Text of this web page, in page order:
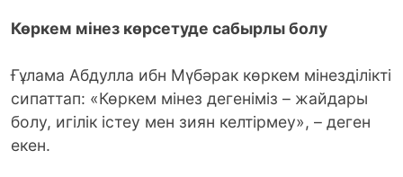
Көркем мінез көрсетуде сабырлы болу
Ғұлама Абдулла ибн Мүбәрак көркем мінезділікті
сипаттап: «Көркем мінез дегеніміз – жайдары
болу, игілік істеу мен зиян келтірмеу», – деген
екен.